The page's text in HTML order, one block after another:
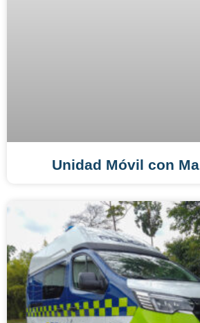
Unidad Móvil con